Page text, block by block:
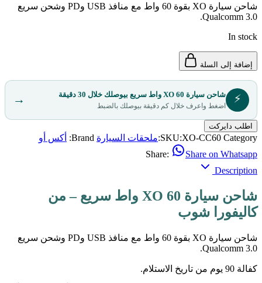
شاحن سيارة XO بقوة 60 واط مع منافذ USB وPD وشحن سريع
Qualcomm 3.0.
In stock
إضافة إلى السلة
⚡ شاحن سيارة XO 60 واط سريع بيوصلك خلال 30 دقيقة
اضغط واعرف خلال كم دقيقة بيوصلك بالضبط →
اطلب دايركت
SKU:XO-CC60 Category: ملحقات السيارة Brand:
أكس أو
Share:
Share on Whatsapp
Description
شاحن سيارة XO 60 واط سريع – من
كاليفورا شوب
شاحن سيارة XO بقوة 60 واط مع منافذ USB وPD وشحن سريع
Qualcomm 3.0.
كفالة 90 يوم من تاريخ الاستلام.